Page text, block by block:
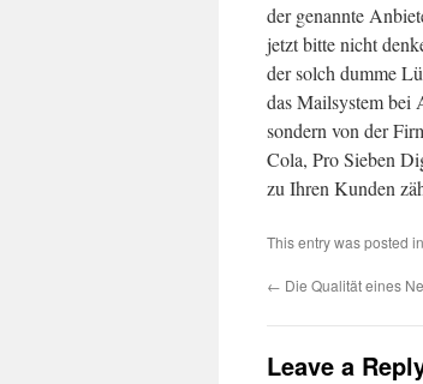
der genannte
jetzt bitte nicht
der solch dumme
das Mailsystem bei
sondern von der
Cola, Pro Sieben
zu Ihren Kunden
This entry was posted in
← Die Qualität eines
Leave a